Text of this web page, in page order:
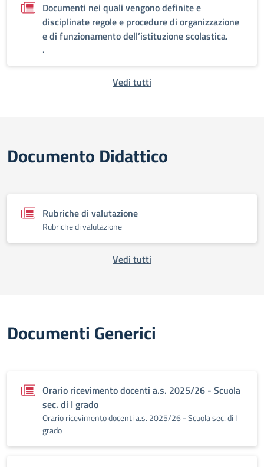
Documenti nei quali vengono definite e
disciplinate regole e procedure di organizzazione
e di funzionamento dell’istituzione scolastica.
.
Vedi tutti
Documento Didattico
Rubriche di valutazione
Rubriche di valutazione
Vedi tutti
Documenti Generici
Orario ricevimento docenti a.s. 2025/26 - Scuola
sec. di I grado
Orario ricevimento docenti a.s. 2025/26 - Scuola sec. di I
grado